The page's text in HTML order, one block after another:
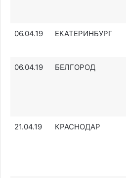
06.04.19 ЕКАТЕРИНБУРГ
06.04.19 БЕЛГОРОД
21.04.19 КРАСНОДАР